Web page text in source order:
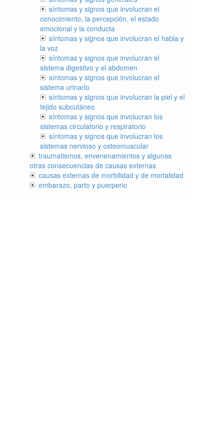
síntomas y signos que involucran el
conocimiento, la percepción, el estado
emocional y la conducta
síntomas y signos que involucran el habla y
la voz
síntomas y signos que involucran el
sistema digestivo y el abdomen
síntomas y signos que involucran el
sistema urinario
síntomas y signos que involucran la piel y el
tejido subcutáneo
síntomas y signos que involucran los
sistemas circulatorio y respiratorio
síntomas y signos que involucran los
sistemas nervioso y osteomuscular
traumatismos, envenenamientos y algunas
otras consecuencias de causas externas
causas externas de morbilidad y de mortalidad
embarazo, parto y puerperio